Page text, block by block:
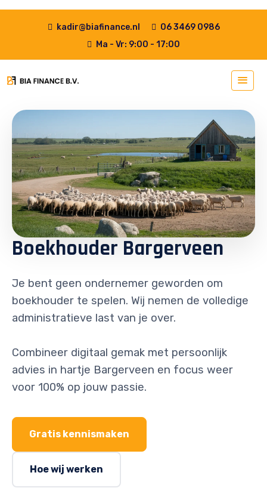
kadir@biafinance.nl
06 3469 0986
Ma - Vr: 9:00 - 17:00
Boekhouder Bargerveen
Je bent geen ondernemer geworden om
boekhouder te spelen. Wij nemen de volledige
administratieve last van je over.
Combineer digitaal gemak met persoonlijk
advies in hartje Bargerveen en focus weer
voor 100% op jouw passie.
Gratis kennismaken
Hoe wij werken